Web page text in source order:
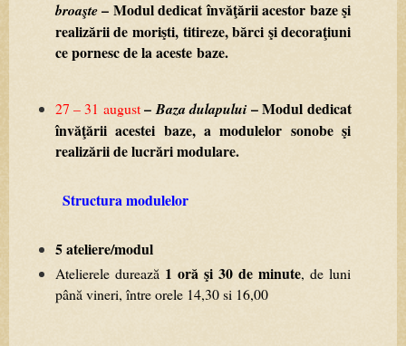
broaşte– Moduldedicatînvăţăriiacestor bazeşi
realizării de morişti, titireze, bărci şi decoraţiuni
cepornescdelaaceste baze.
27 –31 august –Baza dulapului –Modul dedicat
învăţării acestei baze, a modulelor sonobe şi
realizăriidelucrărimodulare.
Structuramodulelor
5 ateliere/modul
Atelierele durează 1 oră şi 30 de minute, de luni
până vineri, între orele 14,30 si 16,00